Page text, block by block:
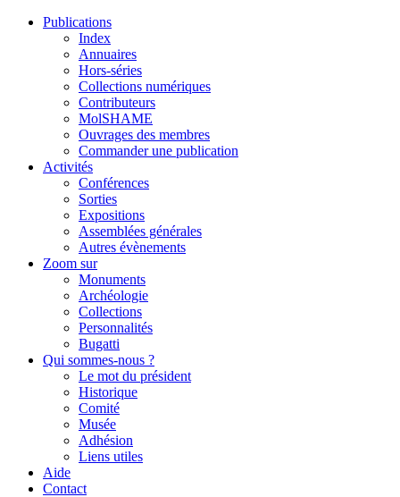
Publications
Index
Annuaires
Hors-séries
Collections numériques
Contributeurs
MolSHAME
Ouvrages des membres
Commander une publication
Activités
Conférences
Sorties
Expositions
Assemblées générales
Autres évènements
Zoom sur
Monuments
Archéologie
Collections
Personnalités
Bugatti
Qui sommes-nous ?
Le mot du président
Historique
Comité
Musée
Adhésion
Liens utiles
Aide
Contact